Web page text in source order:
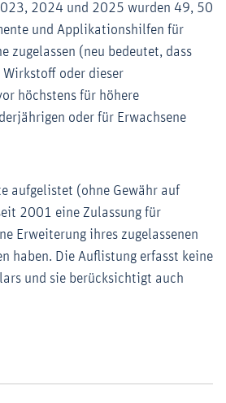
2024 und 2025 wurden 49, 50
und Applikationshilfen für
zugelassen (neu bedeutet, dass
oder dieser
höchstens für höhere
oder für Erwachsene
aufgelistet (ohne Gewähr auf
2001 eine Zulassung für
Erweiterung ihres zugelassenen
haben. Die Auflistung erfasst keine
und sie berücksichtigt auch